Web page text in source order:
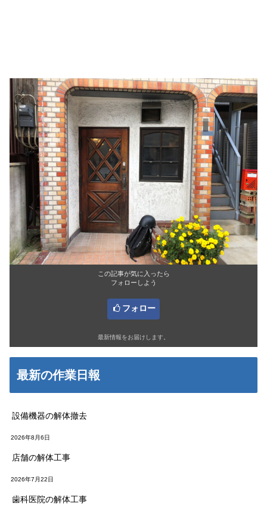
この記事が気に入ったら
フォローしよう
フォロー
最新情報をお届けします。
最新の作業日報
設備機器の解体撤去
2026年8月6日
店舗の解体工事
2026年7月22日
歯科医院の解体工事